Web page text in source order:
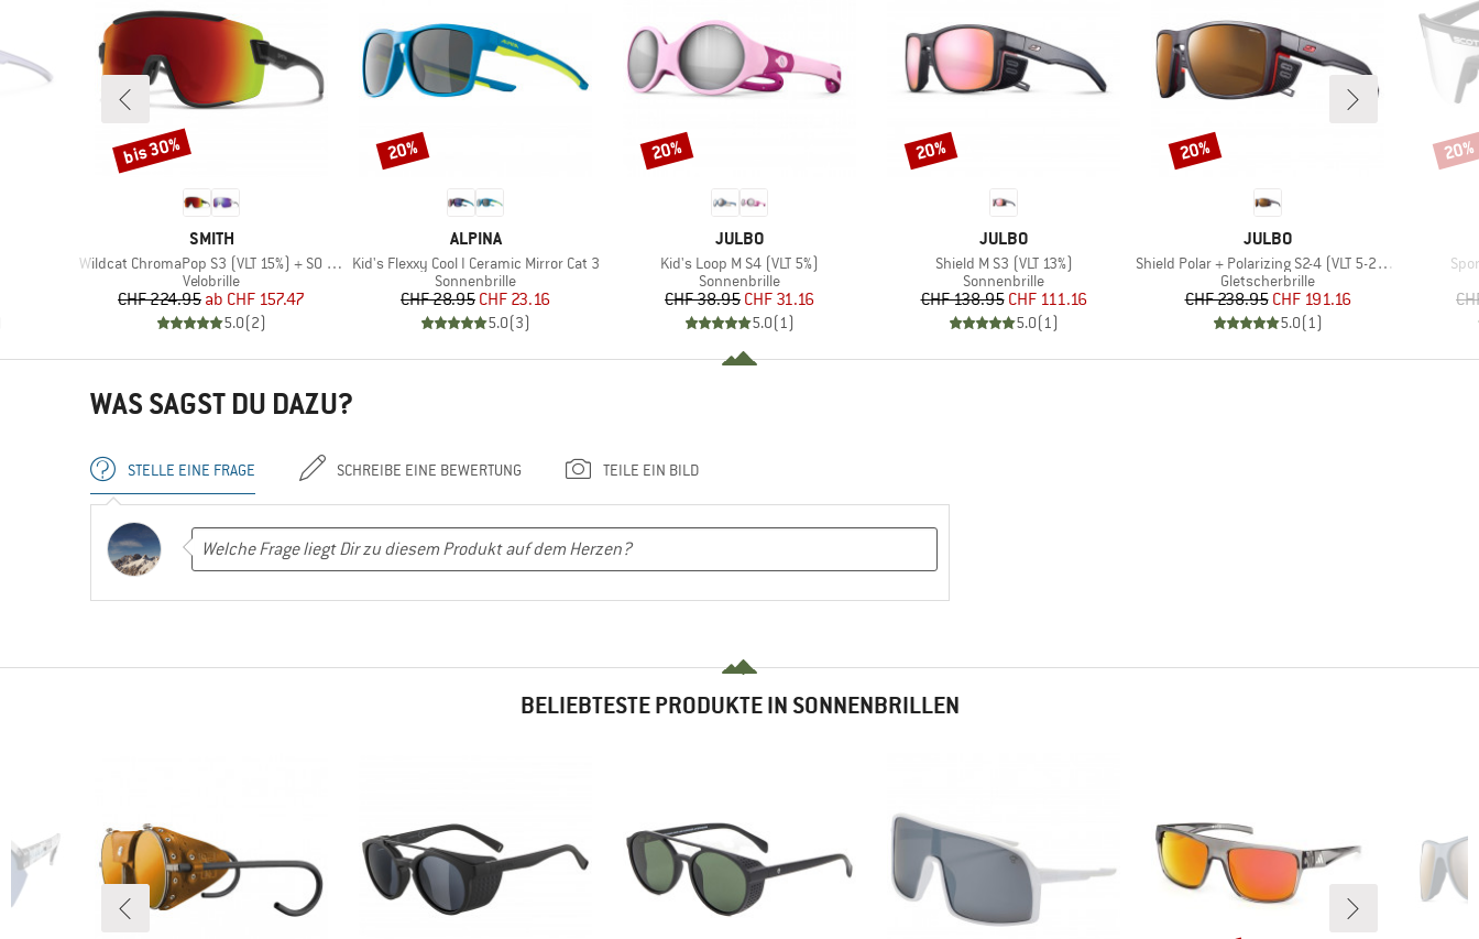
MARKE
SMITH
Artikel
Wildcat ChromaPop S3 (VLT 15%) + S0 (VLT 90%)
Produktgruppe
Velobrille
Preis
CHF 224.95 reduzierter Preis
ab CHF 157.47
5.0(2)
Rabatt
bis 30%
MARKE
ALPINA
Artikel
Kid's Flexxy Cool I Ceramic Mirror Cat 3
Produktgruppe
Sonnenbrille
Preis
CHF 28.95reduzierter Preis
CHF 23.16
5.0(3)
Rabatt
20%
MARKE
JULBO
Artikel
Kid's Loop M S4 (VLT 5%)
Produktgruppe
Sonnenbrille
Preis
CHF 38.95reduzierter Preis
CHF 31.16
5.0(1)
Rabatt
20%
MARKE
JULBO
Artikel
Shield M S3 (VLT 13%)
Produktgruppe
Sonnenbrille
Preis
CHF 138.95reduzierter Preis
CHF 111.16
5.0(1)
Rabatt
20%
MARKE
JULBO
Artikel
Shield Polar + Polarizing S2-4 (VLT 5-20%)
Produktgruppe
Gletscherbrille
Preis
CHF 238.95reduzierter Preis
CHF 191.16
5.0(1)
Rabatt
20% 20%
WAS SAGST DU DAZU?
STELLE EINE FRAGE SCHREIBE EINE BEWERTUNG TEILE EIN BILD
BELIEBTESTE PRODUKTE IN SONNENBRILLEN